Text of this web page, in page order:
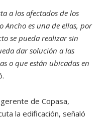
a los afectados de los
Ancho es una de ellas, por
se pueda realizar sin
dar solución a las
o que están ubicadas en
de Copasa,
la edificación, señaló